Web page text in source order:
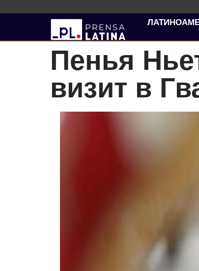
Пенья
визит в